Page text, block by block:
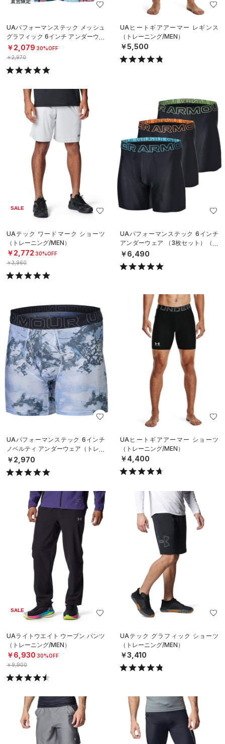
直営限定
UAパフォーマンステック メッシュ
グラフィック 6インチ アンダーウェ
ア（トレーニング/MEN）
￥2,079 30%OFF
￥2,970
UAヒートギアアーマー レギンス
（トレーニング/MEN）
￥5,500
SALE
UAテック ワードマーク ショーツ
（トレーニング/MEN）
￥2,772 30%OFF
￥3,960
UAパフォーマンステック 6インチ
アンダーウェア （3枚セット）（ト
レーニング/MEN）
￥6,490
UAパフォーマンステック 6インチ
ノベルティ アンダーウェア（トレー
ニング/MEN）
￥2,970
UAヒートギアアーマー ショーツ
（トレーニング/MEN）
￥4,400
SALE
UAライトウエイト ウーブン パンツ
（トレーニング/MEN）
￥6,930 30%OFF
￥9,900
UAテック グラフィック ショーツ
（トレーニング/MEN）
￥3,410